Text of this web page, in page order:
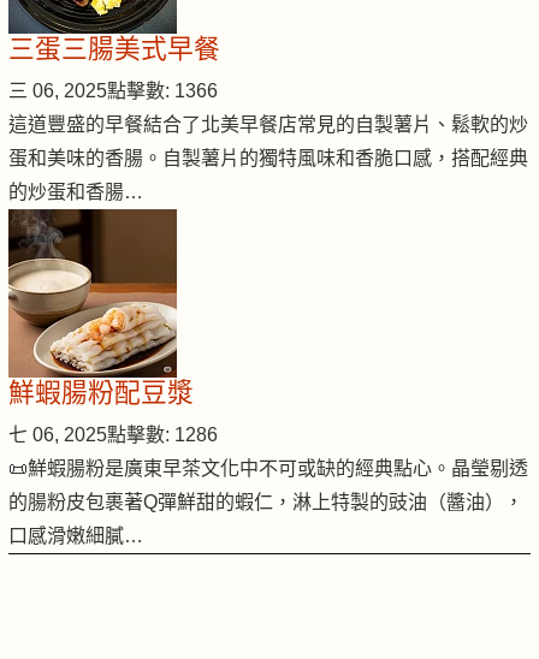
三蛋三腸美式早餐
三 06, 2025點擊數: 1366
這道豐盛的早餐結合了北美早餐店常見的自製薯片、鬆軟的炒
蛋和美味的香腸。自製薯片的獨特風味和香脆口感，搭配經典
的炒蛋和香腸…
鮮蝦腸粉配豆漿
七 06, 2025點擊數: 1286
📜鮮蝦腸粉是廣東早茶文化中不可或缺的經典點心。晶瑩剔透
的腸粉皮包裹著Q彈鮮甜的蝦仁，淋上特製的豉油（醬油），
口感滑嫩細膩…